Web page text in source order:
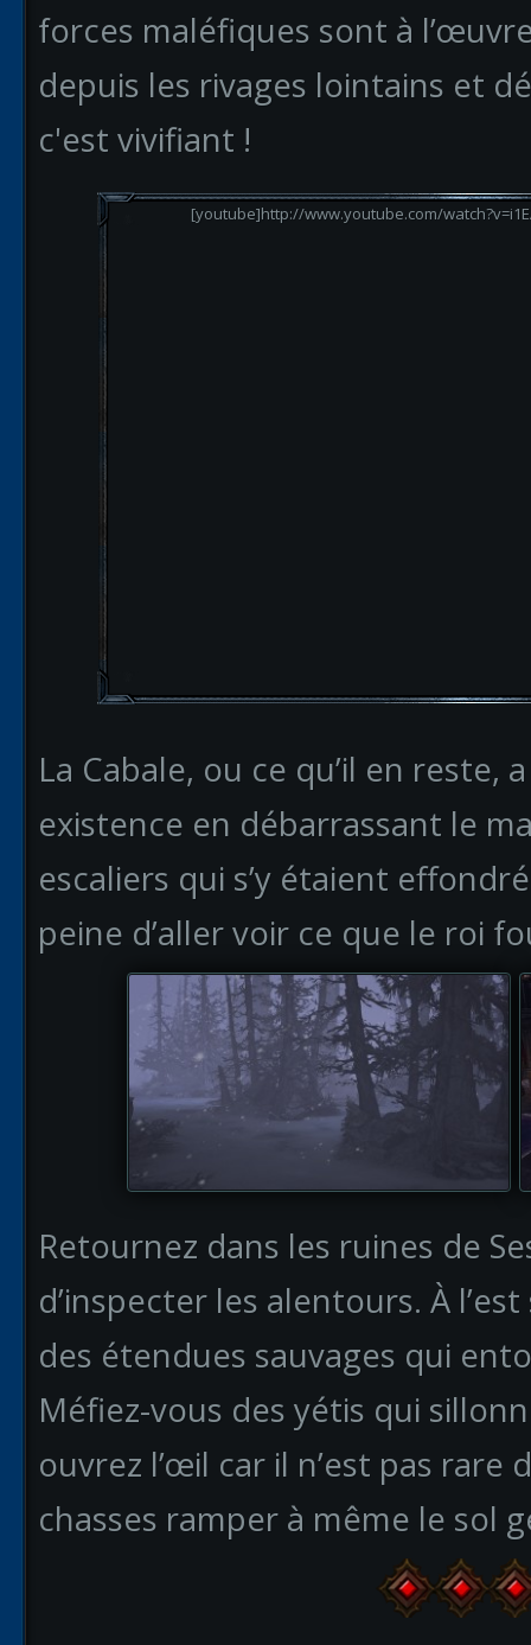
forces maléfiques sont à
depuis les rivages lointains et
c'est vivifiant !
[youtube]http://www.youtube.com/
La Cabale, ou ce qu’il en reste,
existence en débarrassant le
escaliers qui s’y étaient
peine d’aller voir ce que le roi
Retournez dans les ruines de
d’inspecter les alentours. À
des étendues sauvages qui
Méfiez-vous des yétis qui
ouvrez l’œil car il n’est pas rare
chasses ramper à même le sol